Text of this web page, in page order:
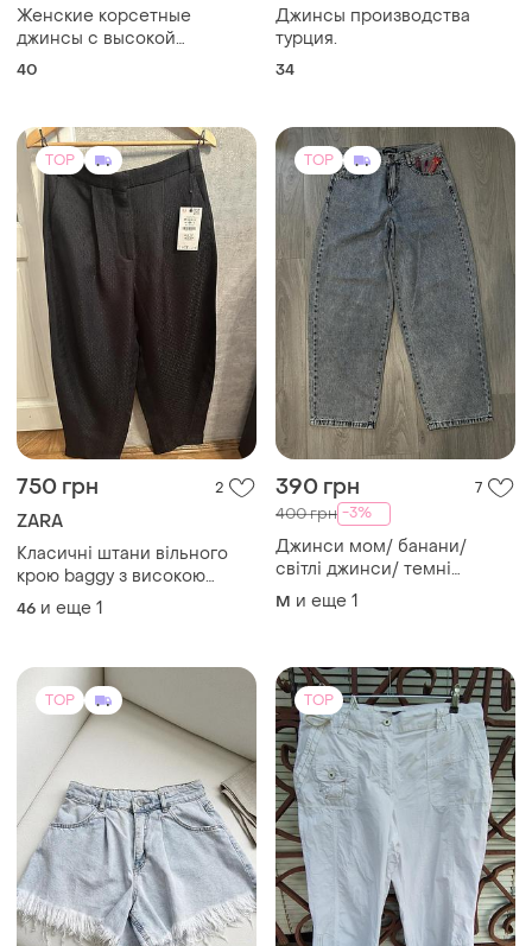
Женские корсетные
джинсы с высокой
посадкой
40
Джинсы производства
турция.
34
TOP
750 грн 2
ZARA
Класичні штани вільного
крою baggy з високою
посадкою та глибокими
защіпами спереду
46 и еще 1
TOP
390 грн 7
400 грн -3%
Джинси мом/ банани/
світлі джинси/ темні
джинси/
M и еще 1
TOP TOP